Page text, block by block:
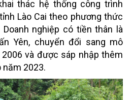
thác hệ thống công trình
Lào Cai theo phương thức
nghiệp có tiền thân là
Yên, chuyển đổi sang mô
và được sáp nhập thêm
năm 2023.